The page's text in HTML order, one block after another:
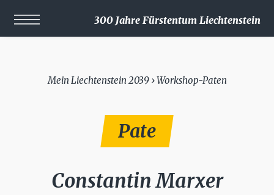
300 Jahre Fürstentum Liechtenstein
Mein Liechtenstein 2039 › Workshop-Paten
Pate
Constantin Marxer